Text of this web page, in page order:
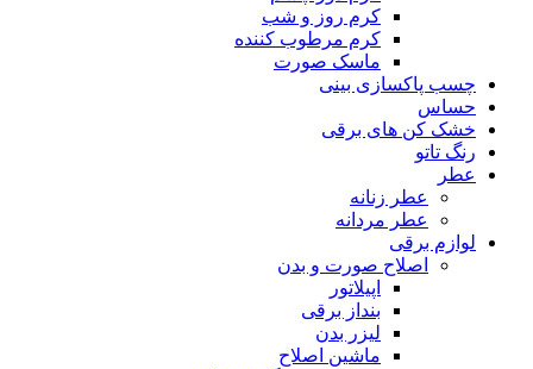
کرم روز و شب
کرم مرطوب کننده
ماسک صورت
چسب پاکسازی بینی
حساس
خشک کن های برقی
رنگ تاتو
عطر
عطر زنانه
عطر مردانه
لوازم برقی
اصلاح صورت و بدن
اپیلاتور
بنداز برقی
لیزر بدن
ماشین اصلاح